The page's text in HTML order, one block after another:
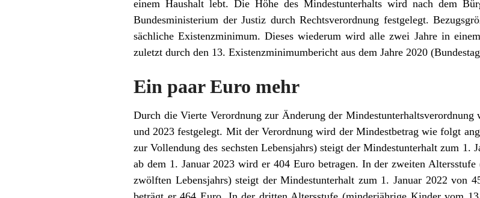
einem Haushalt lebt. Die Höhe des Mindestunterhalts wird nach dem
Bundesministerium der Justiz durch Rechtsverordnung festgelegt.
sächliche Existenzminimum. Dieses wiederum wird alle zwei Jahre in
zuletzt durch den 13. Existenzminimumbericht aus dem Jahre 2020
Ein paar Euro mehr
Durch die Vierte Verordnung zur Änderung der
und 2023 festgelegt. Mit der Verordnung wird der Mindestbetrag wie folgt
zur Vollendung des sechsten Lebensjahrs) steigt der Mindestunterhalt zum 1.
ab dem 1. Januar 2023 wird er 404 Euro betragen. In der zweiten
zwölften Lebensjahrs) steigt der Mindestunterhalt zum 1. Januar 2022 von